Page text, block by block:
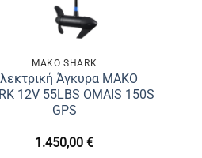
MAKO SHARK
Άγκυρα MAKO
12V 55LBS OMAIS 150S
GPS
1.450,00€